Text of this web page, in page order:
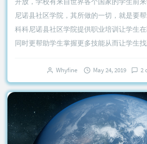
尼诺县社区学院，其所做的一切，就是要帮
科科尼诺县社区学院提供职业培训让学生
同时更帮助学生掌握更多技能从而让学生
Whyfine May 24, 2019 2